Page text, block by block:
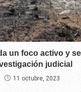
un foco activo y
judicial
11 octubre, 2023